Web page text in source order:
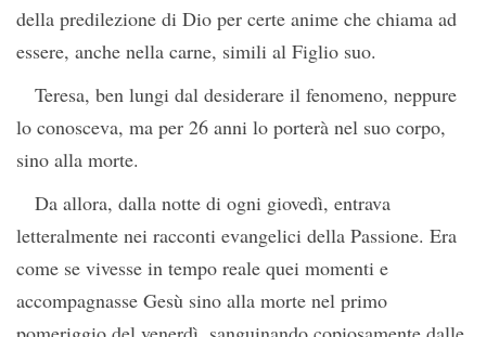
della predilezione di Dio per certe anime che chiama ad
essere, anche nella carne, simili al Figlio suo.
Teresa, ben lungi dal desiderare il fenomeno, neppure
lo conosceva, ma per 26 anni lo porterà nel suo corpo,
sino alla morte.
Da allora, dalla notte di ogni giovedì, entrava
letteralmente nei racconti evangelici della Passione. Era
come se vivesse in tempo reale quei momenti e
accompagnasse Gesù sino alla morte nel primo